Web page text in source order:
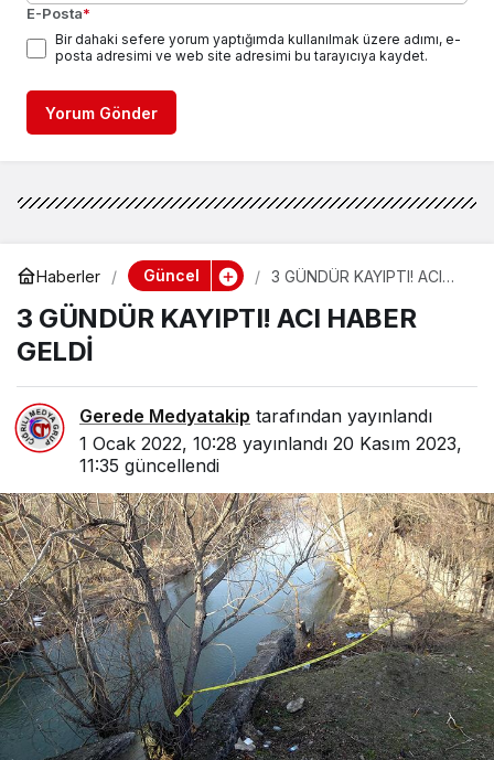
E-Posta*
Bir dahaki sefere yorum yaptığımda kullanılmak üzere adımı, e-
posta adresimi ve web site adresimi bu tarayıcıya kaydet.
Yorum Gönder
Haberler Güncel
3 GÜNDÜR KAYIPTI! ACI
3 GÜNDÜR KAYIPTI! ACI HABER
GELDİ
Gerede Medyatakip tarafından yayınlandı
1 Ocak 2022, 10:28 yayınlandı 20 Kasım 2023,
11:35 güncellendi